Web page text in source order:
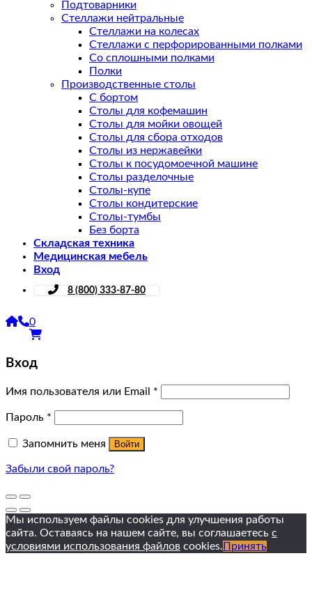
Подтоварники
Стеллажи нейтральные
Стеллажи на колесах
Стеллажи с перфорированными полками
Со сплошными полками
Полки
Производственные столы
С бортом
Столы для кофемашин
Столы для мойки овощей
Столы для сбора отходов
Столы из нержавейки
Столы к посудомоечной машине
Столы разделочные
Столы-купе
Столы кондитерские
Столы-тумбы
Без борта
Складская техника
Медицинская мебель
Вход
8 (800) 333-87-80
0
Вход
Имя пользователя или Email *
Пароль *
Запомнить меня Войти
Забыли свой пароль?
Мы используем файлы cookies для улучшения работы
сайта. Оставаясь на нашем сайте, вы соглашаетесь с
условиями использования файлов cookies. Принять